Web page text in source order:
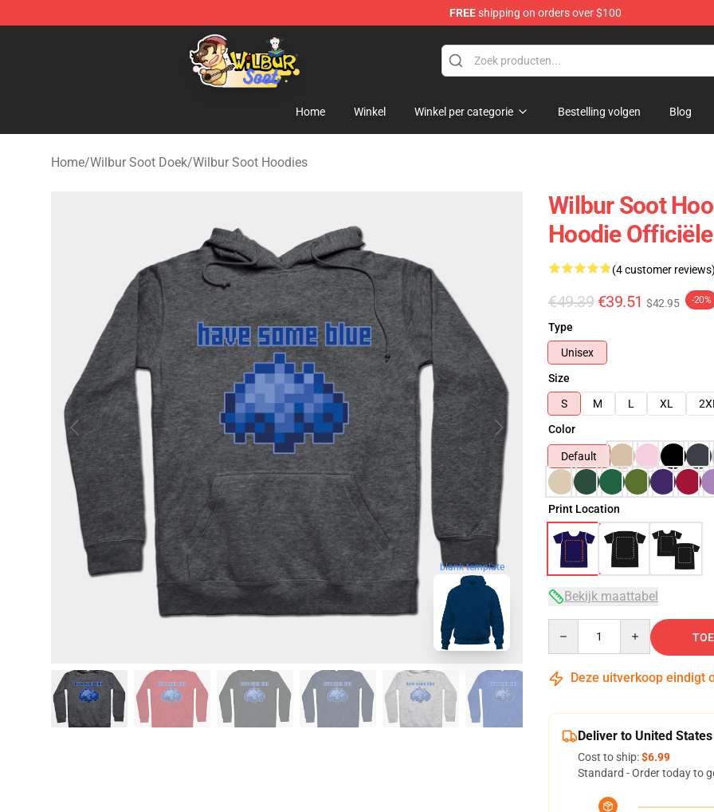
FREEshipping on orders over $100
Wilbur Soot Shop - Official Wilbur Soot Merchandise Store
Home Winkel Winkel per categorie Bestelling volgen Blog
Home/Wilbur Soot Doek/Wilbur Soot Hoodies
blank template
Wilbur Soot
Hoodie
(4 customer reviews)
€49.39 €39.51 $42.95 -20%
Type
Unisex
Size
S
M L XL 2XL
Color
Default
Print Location
Bekijk maattabel
Deze uitverkoop eindigt
Deliver to United States
Cost to ship:$6.99
Standard - Order today to